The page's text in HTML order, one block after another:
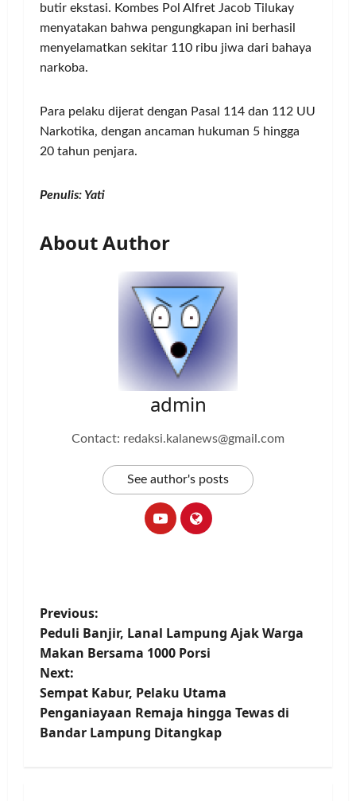
butir ekstasi. Kombes Pol Alfret Jacob Tilukay
menyatakan bahwa pengungkapan ini berhasil
menyelamatkan sekitar 110 ribu jiwa dari bahaya
narkoba.
Para pelaku dijerat dengan Pasal 114 dan 112 UU
Narkotika, dengan ancaman hukuman 5 hingga
20 tahun penjara.
Penulis: Yati
About Author
admin
Contact: redaksi.kalanews@gmail.com
See author's posts
P
o
s
t
Previous:
Peduli Banjir, Lanal Lampung Ajak Warga
Makan Bersama 1000 Porsi
Next:
Sempat Kabur, Pelaku Utama
Penganiayaan Remaja hingga Tewas di
Bandar Lampung Ditangkap